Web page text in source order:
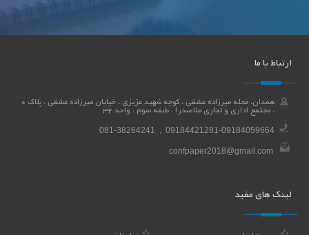
ارتباط با ما
همدان، محله میرزاده عشقی ، کوچه شهید عزیزی ، خیابان میرزاده عشقی ، پلاک 0
، مجتمع اداری و تجاری ملاصدرا ، طبقه سوم ، واحد 32
081-38264241 , 09184421281-09184059664
confpaper2018@gmail.com
لینک های مفید